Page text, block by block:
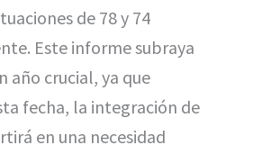
de 78 y 74
Este informe subraya
año crucial, ya que
fecha, la integración de
en una necesidad